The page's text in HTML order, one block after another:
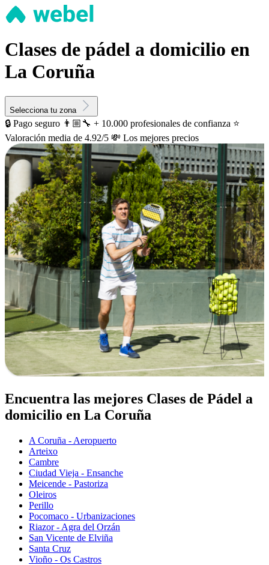
Clases de pádel a domicilio en
La Coruña
Selecciona tu zona
🔒 Pago seguro 👨🏼‍🔧 + 10.000 profesionales de confianza ⭐️
Valoración media de 4.92/5 💸 Los mejores precios
Encuentra las mejores Clases de Pádel a
domicilio en La Coruña
A Coruña - Aeropuerto
Arteixo
Cambre
Ciudad Vieja - Ensanche
Meicende - Pastoriza
Oleiros
Perillo
Pocomaco - Urbanizaciones
Riazor - Agra del Orzán
San Vicente de Elviña
Santa Cruz
Vioño - Os Castros